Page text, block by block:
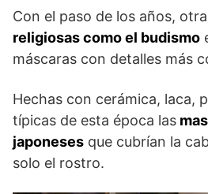
Con el paso de los años,
religiosas como el budismo
máscaras con detalles más
Hechas con cerámica, laca,
típicas de esta época las
japoneses que cubrían la
solo el rostro.